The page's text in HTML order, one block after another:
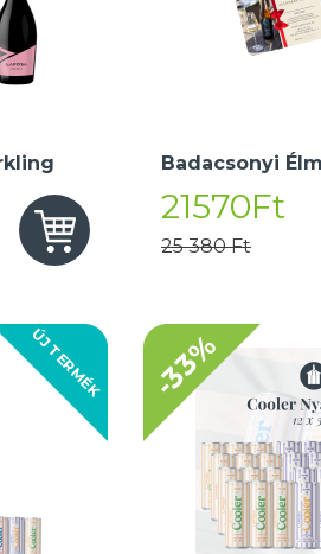
Badacsonyi
21570Ft
25 380 Ft
ÚJ TERMÉK -33%